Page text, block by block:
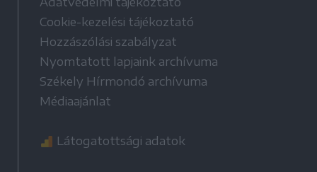
Cookie-kezelési tájékoztató
Hozzászólási szabályzat
Nyomtatott lapjaink archívuma
Székely Hírmondó archívuma
Médiaajánlat
Látogatottsági adatok